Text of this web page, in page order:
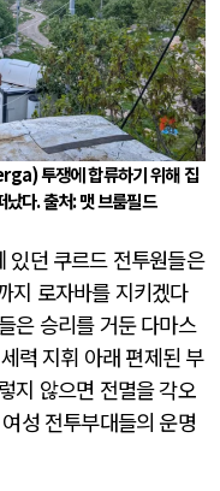
투쟁에 합류하기 위해 집
났다.출처:맷 브룸필드
있던 쿠르드 전투원들은
지 로자바를 지키겠다
은 승리를 거둔 다마스
력 지휘 아래 편제된 부
지 않으면 전멸을 각오
성 전투부대들의 운명